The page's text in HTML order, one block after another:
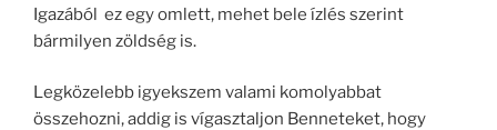
Igazából ez egy omlett, mehet bele ízlés szerint
bármilyen zöldség is.
Legközelebb igyekszem valami komolyabbat
összehozni, addig is vígasztaljon Benneteket, hogy